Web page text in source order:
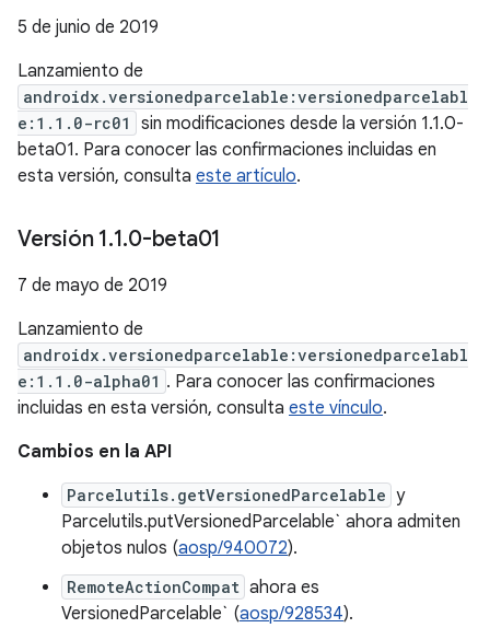
5 de junio de 2019
Lanzamiento de
androidx.versionedparcelable:versionedparcelabl
e:1.1.0-rc01
sin modificaciones desde la versión 1.1.0-
beta01. Para conocer las confirmaciones incluidas en
esta versión, consulta este artículo.
Versión 1.1.0-beta01
7 de mayo de 2019
Lanzamiento de
androidx.versionedparcelable:versionedparcelabl
e:1.1.0-alpha01 . Para conocer las confirmaciones
incluidas en esta versión, consulta este vínculo.
Cambios en la API
Parcelutils.getVersionedParcelable y
Parcelutils.putVersionedParcelable` ahora admiten
objetos nulos (aosp/940072).
RemoteActionCompat ahora es
VersionedParcelable` (aosp/928534).